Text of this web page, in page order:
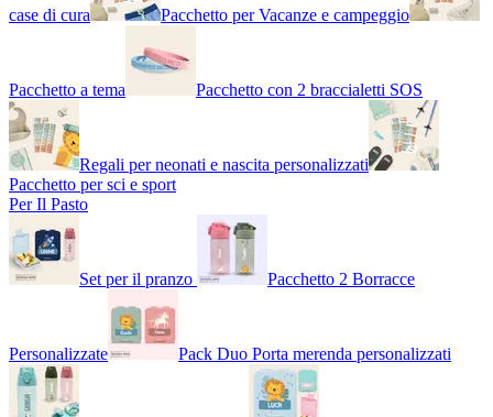
case di cura Pacchetto per Vacanze e campeggio
Pacchetto a tema Pacchetto con 2 braccialetti SOS
Regali per neonati e nascita personalizzati
Pacchetto per sci e sport
Per Il Pasto
Set per il pranzo Pacchetto 2 Borracce
Personalizzate Pack Duo Porta merenda personalizzati